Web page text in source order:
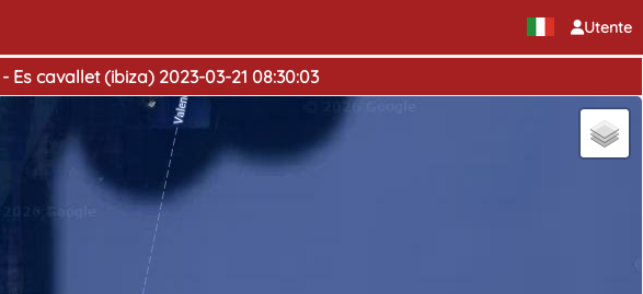
Utente
cavallet (ibiza) 2023-03-21 08:30:03